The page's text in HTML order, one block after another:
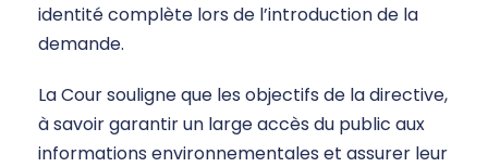
identité complète lors de l’introduction de la
demande.
La Cour souligne que les objectifs de la directive,
à savoir garantir un large accès du public aux
informations environnementales et assurer leur